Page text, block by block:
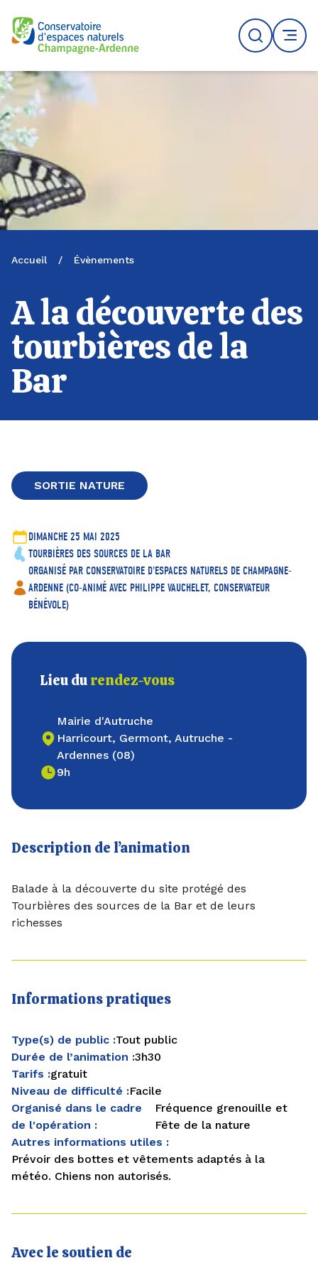
Logo du CENCA
Recherche
MENU
Accueil / Évènements
A la découverte des
tourbières de la
Bar
SORTIE NATURE
DIMANCHE 25 MAI 2025
TOURBIÈRES DES SOURCES DE LA BAR
ORGANISÉ PAR CONSERVATOIRE D'ESPACES NATURELS DE CHAMPAGNE-
ARDENNE (CO-ANIMÉ AVEC PHILIPPE VAUCHELET, CONSERVATEUR
BÉNÉVOLE)
Lieu durendez-vous
Mairie d'Autruche
Harricourt, Germont, Autruche -
Ardennes (08)
9h
Description de l’animation
Balade à la découverte du site protégé des
Tourbières des sources de la Bar et de leurs
richesses
Informations pratiques
Type(s) de public :Tout public
Durée de l’animation :3h30
Tarifs :gratuit
Niveau de difficulté :Facile
Organisé dans le cadre
de l'opération :
Fréquence grenouille et
Fête de la nature
Autres informations utiles :
Prévoir des bottes et vêtements adaptés à la
météo. Chiens non autorisés.
Avec le soutien de